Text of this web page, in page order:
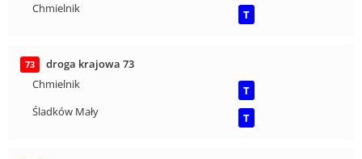
Chmielnik
T
73
droga krajowa 73
Chmielnik
T
Śladków Mały
T